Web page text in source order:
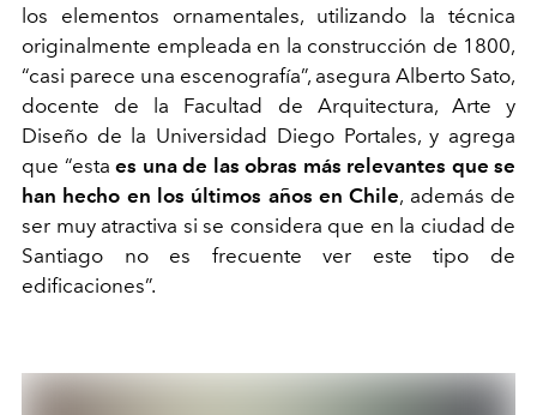
los elementos ornamentales, utilizando la técnica
originalmente empleada en la construcción de 1800,
“casi parece una escenografía”, asegura Alberto Sato,
docente de la Facultad de Arquitectura, Arte y
Diseño de la Universidad Diego Portales, y agrega
que “esta es una de las obras más relevantes que se
han hecho en los últimos años en Chile, además de
ser muy atractiva si se considera que en la ciudad de
Santiago no es frecuente ver este tipo de
edificaciones”.